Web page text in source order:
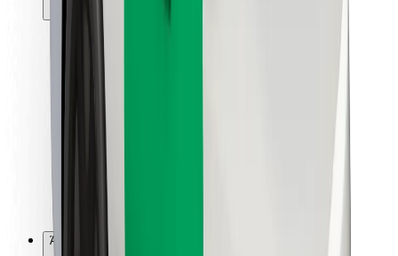
Για επιβάτες
Για τους οδηγούς
Για μεταφορείς
Bolt Food
Για ιδιοκτήτες στόλου οχημάτων
Για εστιατόρια
Άλλο